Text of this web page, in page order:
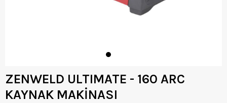
ZENWELD ULTIMATE - 160 ARC
KAYNAK MAKİNASI